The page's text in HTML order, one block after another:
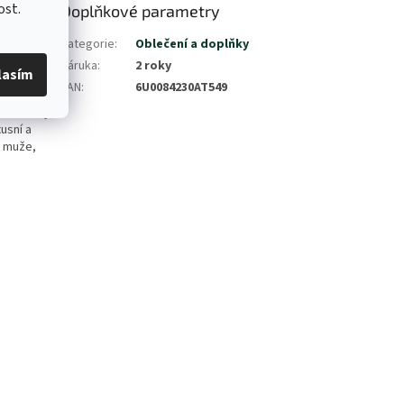
vypadat
a
Doplňkové parametry
Kategorie:
Oblečení a doplňky
Záruka:
2 roky
EAN: 6U0084230AT549